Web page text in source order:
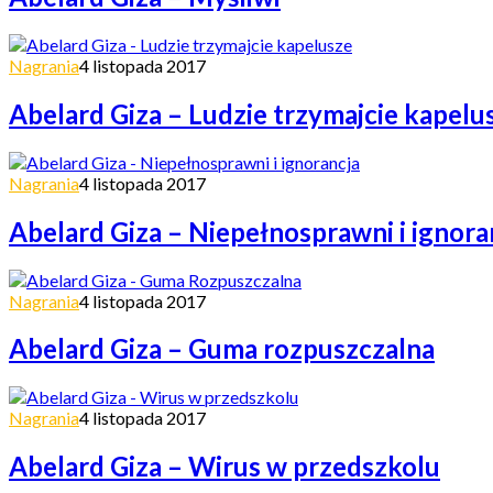
Nagrania4 listopada 2017
Abelard Giza – Ludzie trzymajcie
Nagrania4 listopada 2017
Abelard Giza – Niepełnosprawni i
Nagrania4 listopada 2017
Abelard Giza – Guma rozpuszczalna
Nagrania4 listopada 2017
Abelard Giza – Wirus w przedszkolu